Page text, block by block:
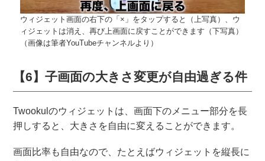
ウィジェット画面の右下の「×」をタップすると（上写真）、ウ
ィジェットは消え、再び上画面に戻すことができます（下写真）
（画像は筆者YouTubeチャンネルより）
【6】子画面の大きさ変更が自由過ぎる件
Twookulのウィジェットは、画面下のメニュー部分を長
押しすると、大きさを自由に変えることができます。
画面比率も自由なので、たとえばウィジェットを縦長に